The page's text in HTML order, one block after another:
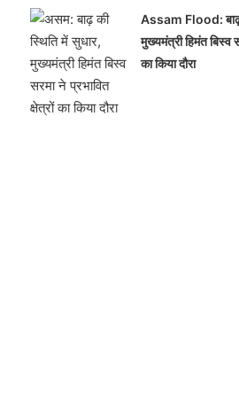
Assam Flood: बाढ़
मुख्यमंत्री हिमंत बिस्व
का किया दौरा